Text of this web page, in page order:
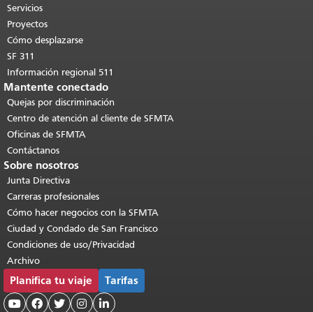
páginas.Volver al principio del
contenido principal
Servicios
Proyectos
Cómo desplazarse
SF 311
Información regional 511
Mantente conectado
Quejas por discriminación
Centro de atención al cliente de SFMTA
Oficinas de SFMTA
Contáctanos
Sobre nosotros
Junta Directiva
Carreras profesionales
Cómo hacer negocios con la SFMTA
Ciudad y Condado de San Francisco
Condiciones de uso/Privacidad
Archivo
Planifica tu viaje Tarifas
    